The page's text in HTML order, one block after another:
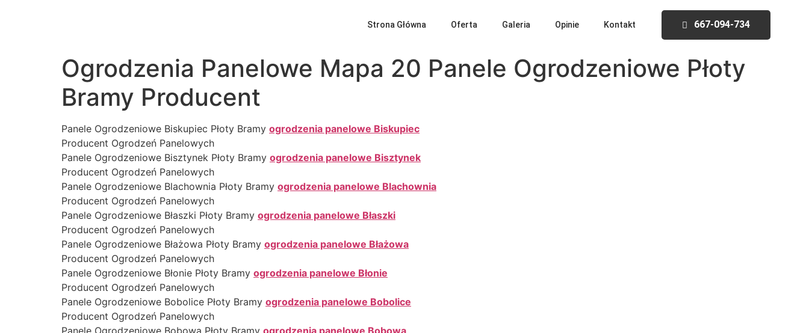
Strona Główna Oferta Galeria Opinie Kontakt 667-094-734
Ogrodzenia Panelowe Mapa 20 Panele Ogrodzeniowe Płoty
Bramy Producent
Panele Ogrodzeniowe Biskupiec Płoty Bramy ogrodzenia panelowe Biskupiec
Producent Ogrodzeń Panelowych
Panele Ogrodzeniowe Bisztynek Płoty Bramy ogrodzenia panelowe Bisztynek
Producent Ogrodzeń Panelowych
Panele Ogrodzeniowe Blachownia Płoty Bramy ogrodzenia panelowe Blachownia
Producent Ogrodzeń Panelowych
Panele Ogrodzeniowe Błaszki Płoty Bramy ogrodzenia panelowe Błaszki
Producent Ogrodzeń Panelowych
Panele Ogrodzeniowe Błażowa Płoty Bramy ogrodzenia panelowe Błażowa
Producent Ogrodzeń Panelowych
Panele Ogrodzeniowe Błonie Płoty Bramy ogrodzenia panelowe Błonie
Producent Ogrodzeń Panelowych
Panele Ogrodzeniowe Bobolice Płoty Bramy ogrodzenia panelowe Bobolice
Producent Ogrodzeń Panelowych
Panele Ogrodzeniowe Bobowa Płoty Bramy ogrodzenia panelowe Bobowa